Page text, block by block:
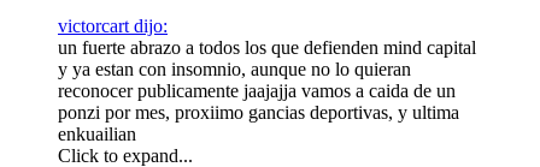
victorcart dijo:
un fuerte abrazo a todos los que defienden mind capital
y ya estan con insomnio, aunque no lo quieran
reconocer publicamente jaajajja vamos a caida de un
ponzi por mes, proxiimo gancias deportivas, y ultima
enkuailian
Click to expand...